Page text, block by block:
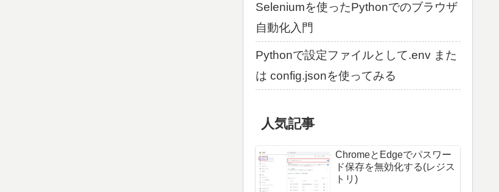
Seleniumを使ったPythonでのブラウザ
自動化入門
Pythonで設定ファイルとして.env また
は config.jsonを使ってみる
人気記事
ChromeとEdgeでパスワー
ド保存を無効化する(レジス
トリ)